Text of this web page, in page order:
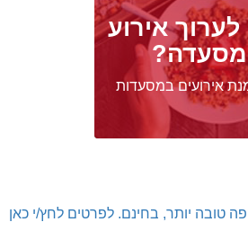
לערוך אירוע
אירועים במסעדות
טובה יותר, בחינם. לפרטים לחץ/י כאן